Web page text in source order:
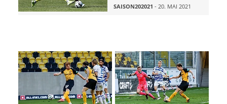
SAISON202021 - 20. MAI 2021